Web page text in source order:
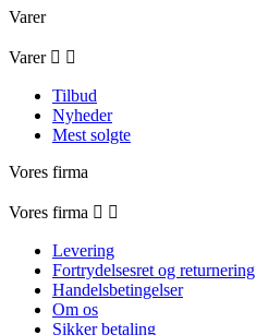
Varer
Varer  
Tilbud
Nyheder
Mest solgte
Vores firma
Vores firma  
Levering
Fortrydelsesret og returnering
Handelsbetingelser
Om os
Sikker betaling